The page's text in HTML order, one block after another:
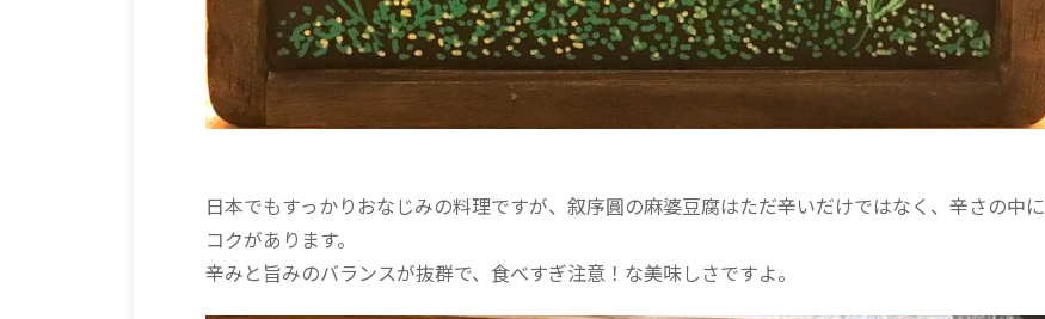
日本でもすっかりおなじみの料理ですが、叙序圓の麻婆豆腐はただ辛いだけではなく、辛さの中に
コクがあります。
辛みと旨みのバランスが抜群で、食べすぎ注意！な美味しさですよ。